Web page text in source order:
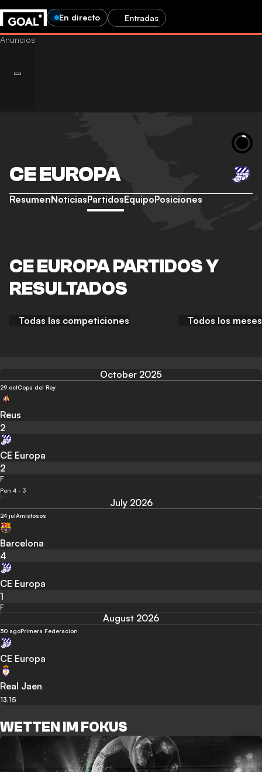
En directo Entradas
CE EUROPA
ResumenNoticiasPartidosEquipoPosiciones
CE EUROPA PARTIDOS Y
RESULTADOS
Todas las competiciones Todos los meses
October 2025
29 octCopa del Rey
Reus
2
CE Europa
2
F
Pen 4 - 3
July 2026
24 julAmistosos
Barcelona
4
CE Europa
1
F
August 2026
30 agoPrimera Federacion
CE Europa
Real Jaen
13:15
WETTEN IM FOKUS